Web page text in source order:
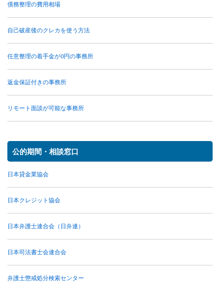
債務整理の費用相場
自己破産後のクレカを使う方法
任意整理の着手金が0円の事務所
返金保証付きの事務所
リモート面談が可能な事務所
公的期間・相談窓口
日本貸金業協会
日本クレジット協会
日本弁護士連合会（日弁連）
日本司法書士会連合会
弁護士懲戒処分検索センター